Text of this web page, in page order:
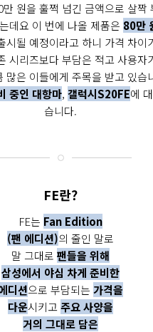
원을 훌쩍 넘긴 금액으로 살짝
데요 이 번에 나올 제품은 80만
시될 예정이라고 하니 가격 차이
시리즈보다 부담은 적고 사용자
많은 이들에게 주목을 받고 있습
중인 대항마, 갤럭시S20FE에
습니다.
FE란?
FE는 Fan Edition
(팬 에디션)의 줄인 말로
말 그대로 팬들을 위해
삼성에서 야심 차게 준비한
디션으로 부담되는 가격을
다운시키고주요 사양을
거의 그대로 담은